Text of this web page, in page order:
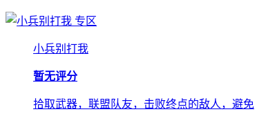
专区
小兵别打我
暂无评分
拾取武器，联盟队友，击败终点的敌人，避免